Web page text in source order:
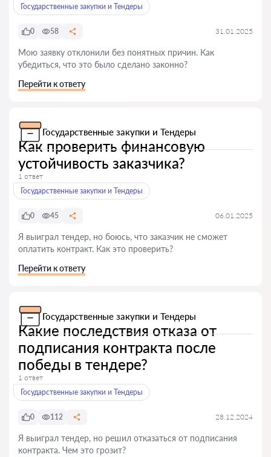
Государственные закупки и Тендеры
0 58 31.01.2025
Мою заявку отклонили без понятных причин. Как
убедиться, что это было сделано законно?
Перейти к ответу
Государственные закупки и Тендеры
Как проверить финансовую
устойчивость заказчика?
1 ответ
Государственные закупки и Тендеры
0 45 06.01.2025
Я выиграл тендер, но боюсь, что заказчик не сможет
оплатить контракт. Как это проверить?
Перейти к ответу
Государственные закупки и Тендеры
Какие последствия отказа от
подписания контракта после
победы в тендере?
1 ответ
Государственные закупки и Тендеры
0 112 28.12.2024
Я выиграл тендер, но решил отказаться от подписания
контракта. Чем это грозит?